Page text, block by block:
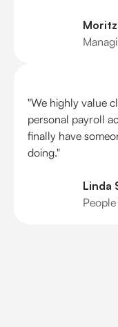
"We highly value
personal payroll
finally have
doing."
Linda